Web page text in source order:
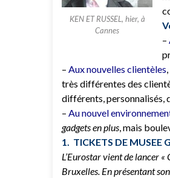
KEN ET RUSSEL, hier, à
Cannes
–
– Aux nouvelles clientèles
très différentes des
différents, personnalisés,
– Au nouvel
gadgets en plus, mais
1. TICKETS DE MUSEE
L’Eurostar vient de lancer
Bruxelles. En présentant